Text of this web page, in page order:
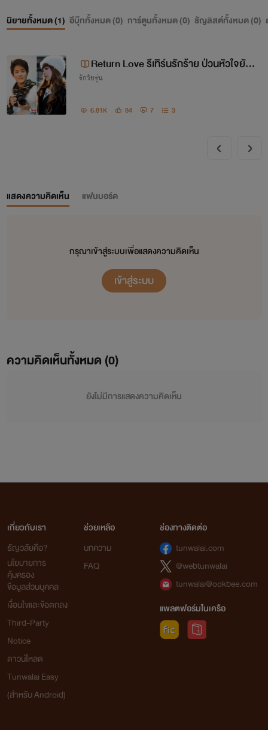
นิยายทั้งหมด (1) อีบุ๊กทั้งหมด (0) การ์ตูนทั้งหมด (0) ธัญลิสต์ทั้งหมด (0)
Return Love รีเทิร์นรักร้าย ป่วนหัวใจยัยสุ
ดฮอต
รักวัยรุ่น
6.81K 84 7 3
แสดงความคิดเห็น แฟนบอร์ด
กรุณาเข้าสู่ระบบเพื่อแสดงความคิดเห็น
เข้าสู่ระบบ
ความคิดเห็นทั้งหมด (0)
ยังไม่มีการแสดงความคิดเห็น
เกี่ยวกับเรา
ธัญวลัยคือ?
นโยบายการ
คุ้มครอง
ข้อมูลส่วนบุคคล
เงื่อนไขและข้อตกลง
Third-Party
Notice
ดาวน์โหลด
Tunwalai Easy
(สำหรับ Android)
ช่วยเหลือ
บทความ
FAQ
ช่องทางติดต่อ
tunwalai.com
@webtunwalai
tunwalai@ookbee.com
แพลตฟอร์มในเครือ